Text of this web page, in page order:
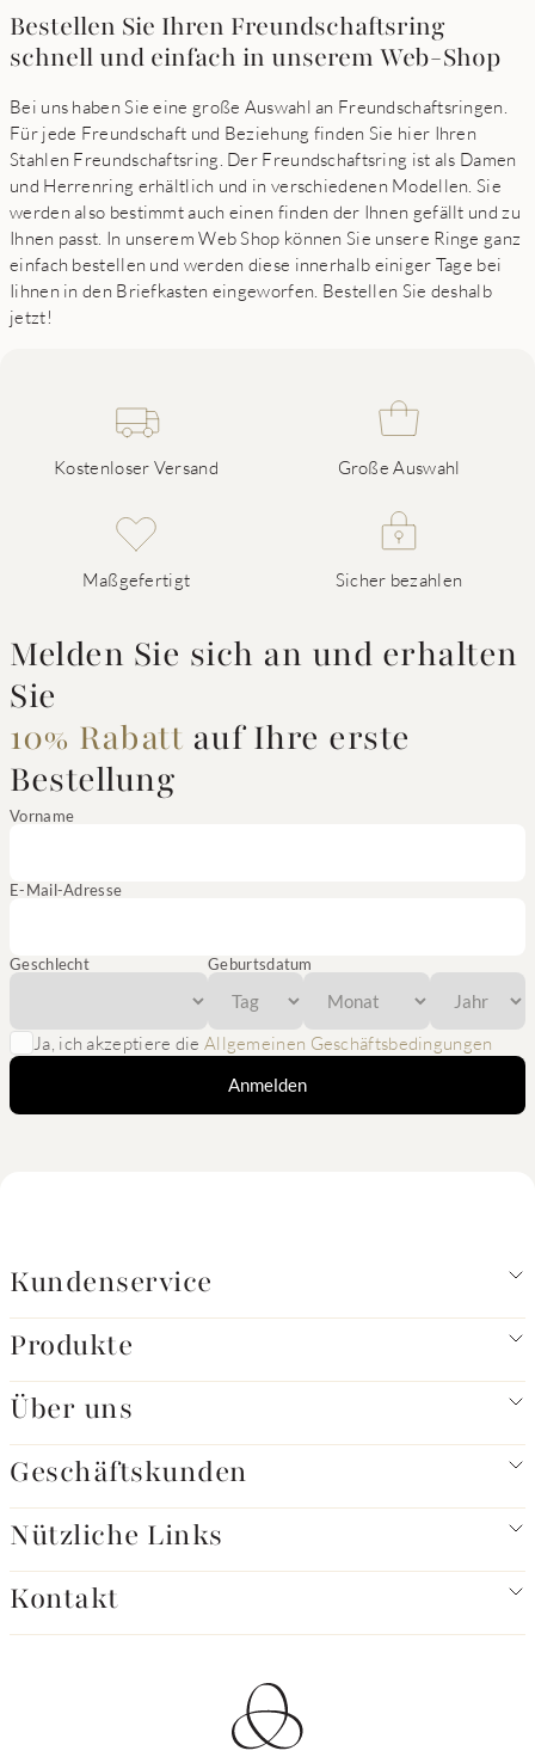
Bestellen Sie Ihren Freundschaftsring
schnell und einfach in unserem Web-Shop
Bei uns haben Sie eine große Auswahl an Freundschaftsringen.
Für jede Freundschaft und Beziehung finden Sie hier Ihren
Stahlen Freundschaftsring. Der Freundschaftsring ist als Damen
und Herrenring erhältlich und in verschiedenen Modellen. Sie
werden also bestimmt auch einen finden der Ihnen gefällt und zu
Ihnen passt. In unserem Web Shop können Sie unsere Ringe ganz
einfach bestellen und werden diese innerhalb einiger Tage bei
Iihnen in den Briefkasten eingeworfen. Bestellen Sie deshalb
jetzt!
Kostenloser Versand Große Auswahl
Maßgefertigt Sicher bezahlen
Melden Sie sich an und erhalten
Sie
10% Rabatt auf Ihre erste
Bestellung
Vorname
E-Mail-Adresse
Geschlecht Geburtsdatum
Ja, ich akzeptiere die Allgemeinen Geschäftsbedingungen
Anmelden
Kundenservice
Produkte
Über uns
Geschäftskunden
Nützliche Links
Kontakt